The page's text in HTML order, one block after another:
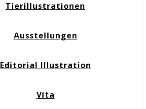
Tierillustrationen
Ausstellungen
Editorial Illustration
Vita